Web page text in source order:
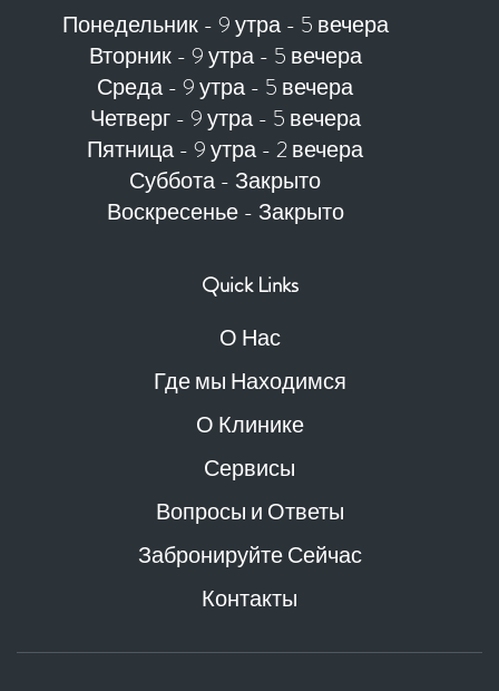
Понедельник - 9 утра - 5 вечера
Вторник - 9 утра - 5 вечера
Среда - 9 утра - 5 вечера
Четверг - 9 утра - 5 вечера
Пятница - 9 утра - 2 вечера
Суббота - Закрыто
Воскресенье - Закрыто
Quick Links
О Нас
Где мы Находимся
О Клинике
Сервисы
Вопросы и Ответы
Забронируйте Сейчас
Контакты